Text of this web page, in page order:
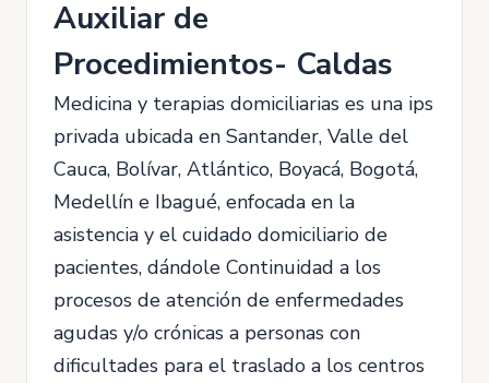
Auxiliar de
Procedimientos- Caldas
Medicina y terapias domiciliarias es una ips
privada ubicada en Santander, Valle del
Cauca, Bolívar, Atlántico, Boyacá, Bogotá,
Medellín e Ibagué, enfocada en la
asistencia y el cuidado domiciliario de
pacientes, dándole Continuidad a los
procesos de atención de enfermedades
agudas y/o crónicas a personas con
dificultades para el traslado a los centros